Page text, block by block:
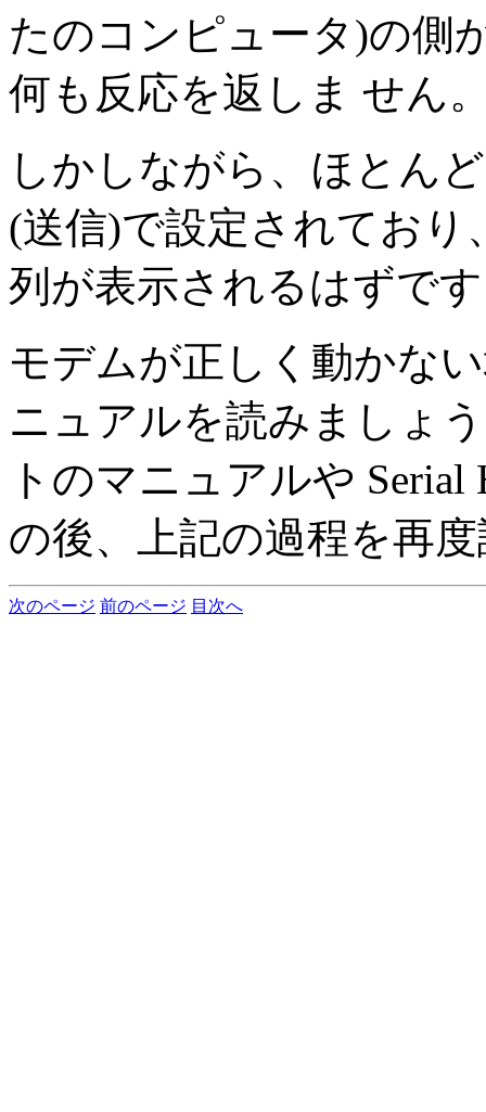
たのコンピュータ)の側
何も反応を返しま せん
しかしながら、ほとん
(送信)で設定されており
列が表示されるはずで
モデムが正しく動かな
ニュアルを読みましょ
トのマニュアルや
の後、上記の過程を再
次のページ 前のページ 目次へ